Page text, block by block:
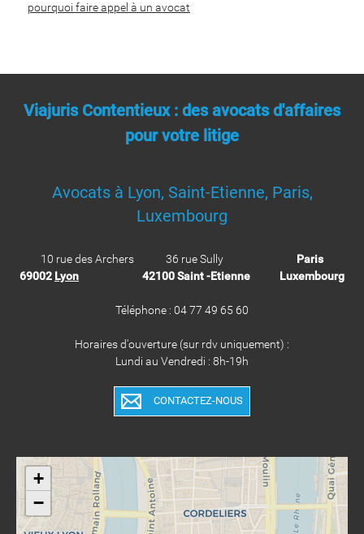
pourquoi faire appel à un avocat
Viajuris Contentieux : des avocats d'affaires
pour votre litige
Avocats à Lyon, Saint-Etienne, Paris,
Luxembourg
10 rue des Archers 36 rue Sully Paris
69002 Lyon 42100 Saint -Etienne Luxembourg
Téléphone : 04 77 49 65 60
Horaires d'ouverture (sur rdv uniquement) :
Lundi au Vendredi : 8h-19h
CONTACTEZ-NOUS
+
−